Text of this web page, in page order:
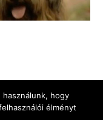
hogy
élményt